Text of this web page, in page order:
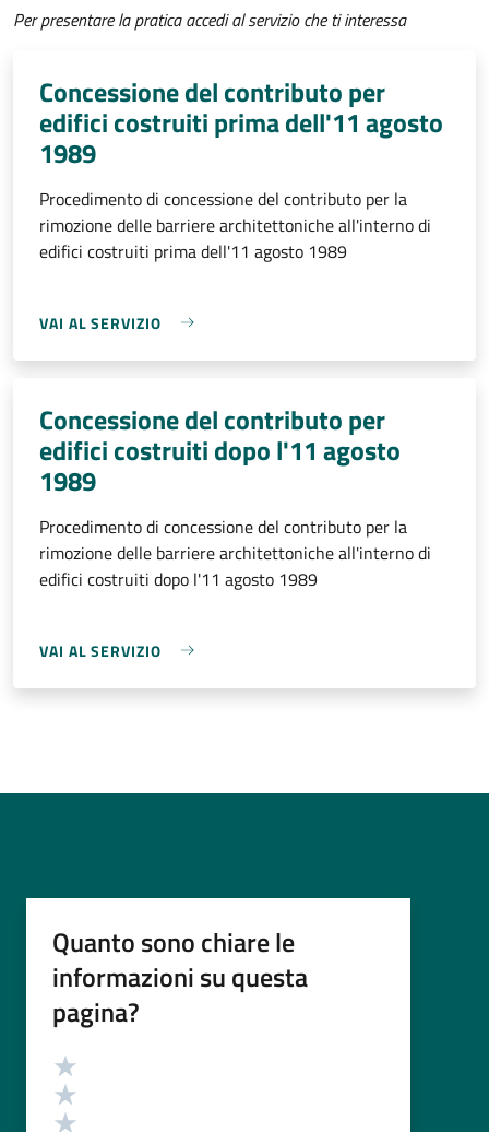
Per presentare la pratica accedi al servizio che ti interessa
Concessione del contributo per
edifici costruiti prima dell'11 agosto
1989
Procedimento di concessione del contributo per la
rimozione delle barriere architettoniche all'interno di
edifici costruiti prima dell'11 agosto 1989
VAI AL SERVIZIO
Concessione del contributo per
edifici costruiti dopo l'11 agosto
1989
Procedimento di concessione del contributo per la
rimozione delle barriere architettoniche all'interno di
edifici costruiti dopo l'11 agosto 1989
VAI AL SERVIZIO
Quanto sono chiare le
informazioni su questa
pagina?
Valutazione